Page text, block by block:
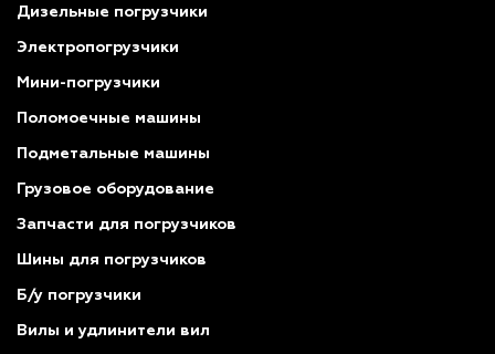
Дизельные погрузчики
Электропогрузчики
Мини-погрузчики
Поломоечные машины
Подметальные машины
Грузовое оборудование
Запчасти для погрузчиков
Шины для погрузчиков
Б/у погрузчики
Вилы и удлинители вил